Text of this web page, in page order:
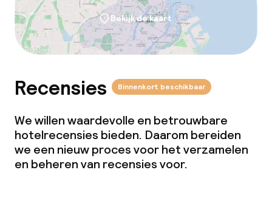
Bekijk de kaart
Recensies Binnenkort beschikbaar
We willen waardevolle en betrouwbare
hotelrecensies bieden. Daarom bereiden
we een nieuw proces voor het verzamelen
en beheren van recensies voor.